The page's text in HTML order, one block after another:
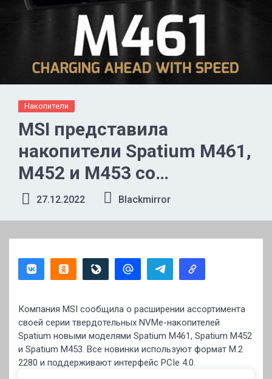
Накопители
MSI представила
накопители Spatium M461,
M452 и M453 со
скоростью до 5000 Мбайт/
с и объёмом до 4 Тбайт
27.12.2022 Blackmirror
Компания MSI сообщила о расширении ассортимента
своей серии твердотельных NVMe-накопителей
Spatium новыми моделями Spatium M461, Spatium M452
и Spatium M453. Все новинки используют формат M.2
2280 и поддерживают интерфейс PCIe 4.0.